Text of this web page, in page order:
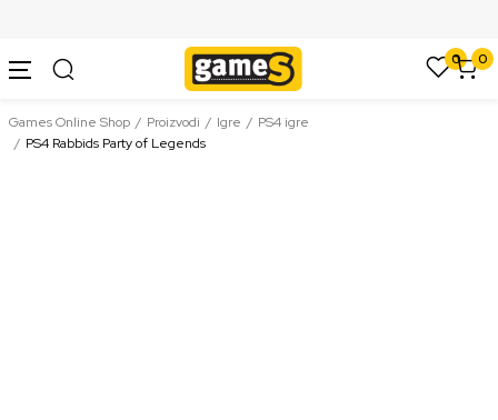
0 0
Games Online Shop Proizvodi Igre
PS4 igre
PS4 Rabbids Party of Legends